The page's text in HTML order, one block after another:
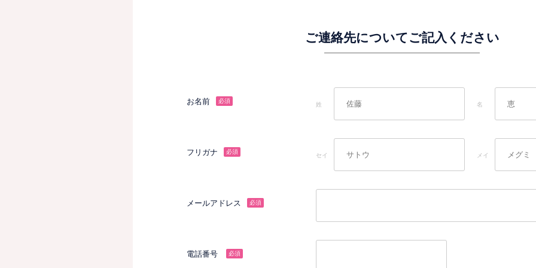
ご連絡先についてご記入ください
お名前 必須
姓 名
フリガナ 必須
セイ メイ
メールアドレス 必須
電話番号 必須